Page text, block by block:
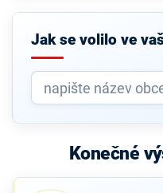
Jak se volilo ve
Konečné